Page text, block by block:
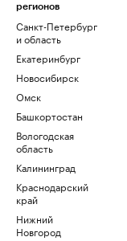
регионов
Санкт-Петербург
и область
Екатеринбург
Новосибирск
Омск
Башкортостан
Вологодская
область
Калининград
Краснодарский
край
Нижний
Новгород